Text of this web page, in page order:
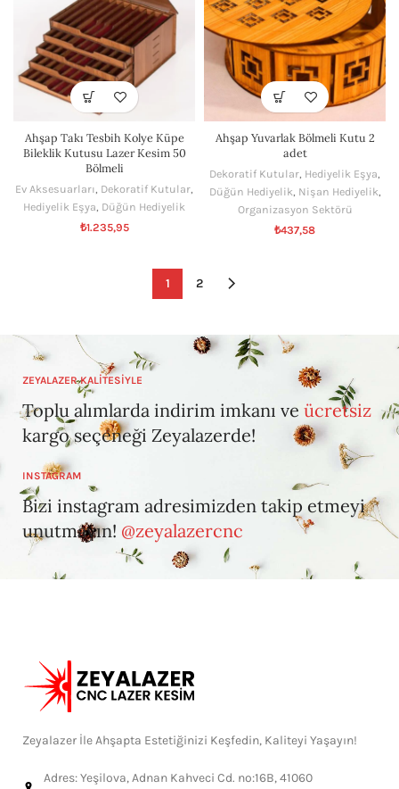
Ahşap Takı Tesbih Kolye Küpe
Bileklik Kutusu Lazer Kesim 50
Bölmeli
Ev Aksesuarları, Dekoratif Kutular,
Hediyelik Eşya, Düğün Hediyelik
₺1.235,95
Ahşap Yuvarlak Bölmeli Kutu 2
adet
Dekoratif Kutular, Hediyelik Eşya,
Düğün Hediyelik, Nişan Hediyelik,
Organizasyon Sektörü
₺437,58
1 2
ZEYALAZER KALİTESİYLE
Toplu alımlarda indirim imkanı veücretsiz
kargo seçeneği Zeyalazerde!
INSTAGRAM
Bizi instagram adresimizden takip etmeyi
unutmayın! @zeyalazercnc
Zeyalazer İle Ahşapta Estetiğinizi Keşfedin, Kaliteyi Yaşayın!
Adres: Yeşilova, Adnan Kahveci Cd. no:16B, 41060